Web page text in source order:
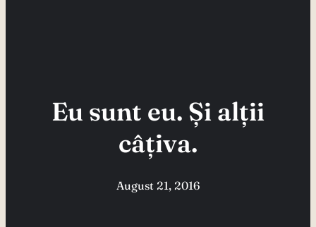
Eu sunt eu. Și alții
câțiva.
August 21, 2016